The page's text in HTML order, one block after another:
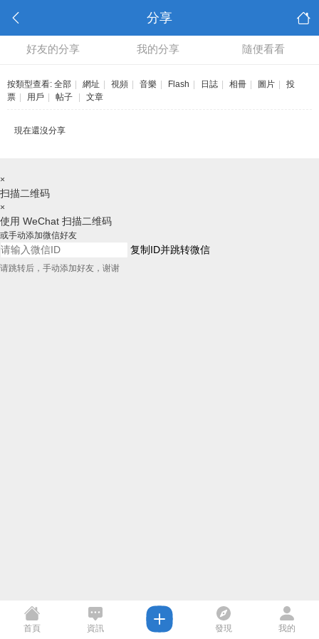
分享
好友的分享 我的分享 隨便看看
按類型查看: 全部 網址 視頻 音樂 Flash 日誌 相冊 圖片
投
票
用戶 帖子 文章
現在還沒分享
×
扫描二维码
×
使用 WeChat 扫描二维码
或手动添加微信好友
复制ID并跳转微信
请跳转后，手动添加好友，谢谢
首頁 資訊 發現 我的